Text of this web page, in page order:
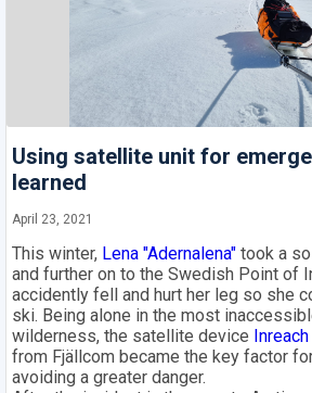
Using satellite unit for
learned
April 23, 2021
This winter, Lena "Adernalena" took a
and further on to the Swedish Point of
accidently fell and hurt her leg so she
ski. Being alone in the most
wilderness, the satellite device
from Fjällcom became the key factor
avoiding a greater danger.